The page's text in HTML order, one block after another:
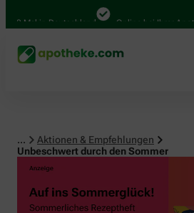
Mal in Deutschland Online bei Ihrer
...
Aktionen & Empfehlungen
Unbeschwert durch den Sommer